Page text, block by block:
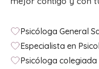
Psicóloga General
Especialista en
Psicóloga colegiada